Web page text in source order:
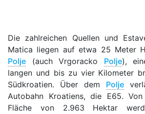
Die zahlreichen Quellen und
Matica liegen auf etwa 25 Meter
Polje (auch Vrgoracko Polje),
langen und bis zu vier Kilometer
Südkroatien. Über dem Polje
Autobahn Kroatiens, die E65.
Fläche von 2.963 Hektar